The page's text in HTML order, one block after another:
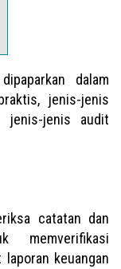
dalam
jenis-jenis
jenis audit
catatan dan
memverifikasi
laporan keuangan